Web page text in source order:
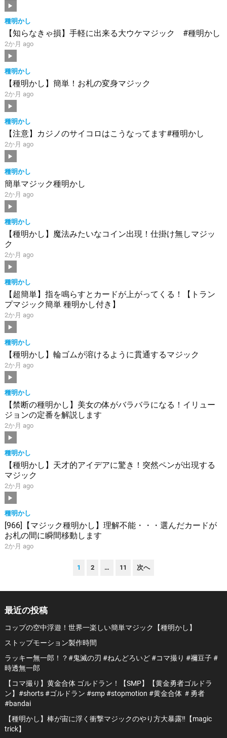
種明かし
【知らなきゃ損】手軽に出来る大ウケマジック #種明かし
2か月 ago
種明かし
【種明かし】簡単！お札の変身マジック
2か月 ago
種明かし
【注意】カジノのサイコロはこうなってます#種明かし
2か月 ago
種明かし
簡単マジック種明かし
2か月 ago
種明かし
【種明かし】魔法みたいなコイン出現！仕掛け無しマジッ
ク
2か月 ago
種明かし
【超簡単】指を鳴らすとカードが上がってくる！【トラン
プマジック簡単 種明かし付き】
2か月 ago
種明かし
【種明かし】輪ゴムが溶けるように貫通するマジック
2か月 ago
種明かし
【禁断の種明かし】美女の体がバラバラになる！イリュー
ジョンの定番を解説します
2か月 ago
種明かし
【種明かし】天才的アイデアに驚き！突然ペンが出現する
マジック
2か月 ago
種明かし
[966]【マジック種明かし】理解不能・・・選んだカードが
お札の間に瞬間移動します
2か月 ago
の
ペ
送
り
1 2 … 11 次へ
最近の投稿
コップの空中浮遊！世界一楽しい簡単マジック【種明かし】
ストップモーション製作時間
ラッキー無一郎！？#鬼滅の刃 #ねんどろいど #コマ撮り #禰豆子 #
時透無一郎
【コマ撮り】黄金合体 ゴルドラン！【SMP】【黄金勇者ゴルドラ
ン】#shorts #ゴルドラン #smp #stopmotion #黄金合体 ＃勇者
#bandai
【種明かし】棒が宙に浮く衝撃マジックのやり方大暴露‼️【magic
trick】